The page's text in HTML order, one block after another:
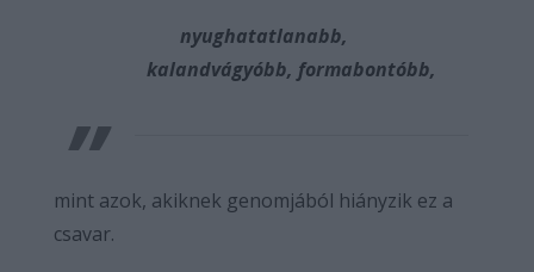
nyughatatlanabb,
kalandvágyóbb, formabontóbb,
mint azok, akiknek genomjából hiányzik ez a
csavar.